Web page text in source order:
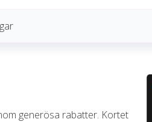
generösa rabatter. Kortet